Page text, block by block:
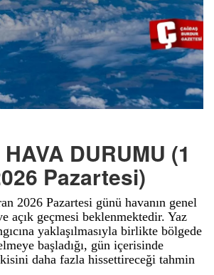
DURUMU (1
Pazartesi)
2026 Pazartesi günü havanın genel
açık geçmesi beklenmektedir. Yaz
yaklaşılmasıyla birlikte bölgede
başladığı, gün içerisinde
daha fazla hissettireceği tahmin